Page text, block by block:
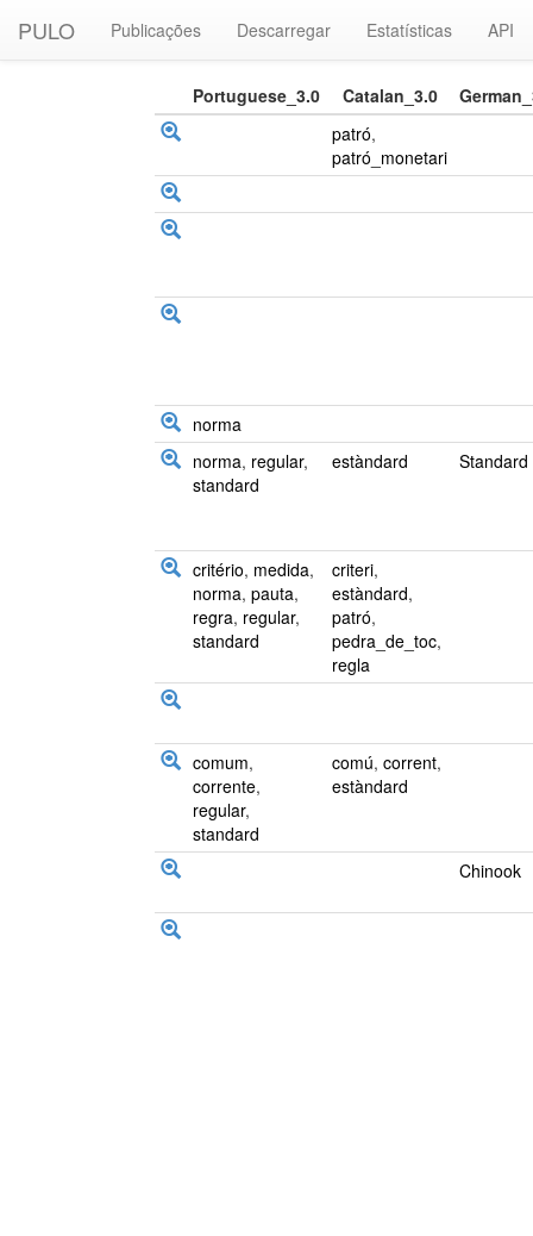
PULO Publicações Descarregar Estatísticas API
Portuguese_3.0 Catalan_3.0
patró,
patró_monetari
norma
norma, regular,
standard
estàndard Standard
critério, medida,
norma, pauta,
regra, regular,
standard
criteri,
estàndard,
patró,
pedra_de_toc,
regla
comum,
corrente,
regular,
standard
comú, corrent,
estàndard
Chinook